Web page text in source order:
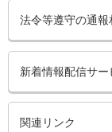
法令等遵守の通報
新着情報配信サー
関連リンク